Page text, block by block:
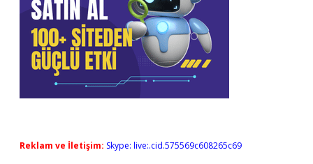
Reklam ve İletişim: Skype: live:.cid.575569c608265c69